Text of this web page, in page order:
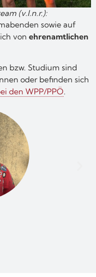
(v.l.n.r.):
sowie auf
von ehrenamtlichen
bzw. Studium sind
oder befinden sich
den WPP/PPÖ.